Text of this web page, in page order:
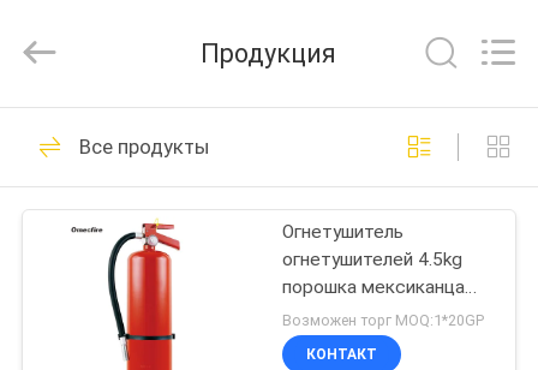
ДОМ
ПРОДУКТЫ
РОЛИКИ
Reserved.
Огнетушитель UL
15
Продукция
Все продукты
Огнетушитель
огнетушителей 4.5kg
порошка мексиканца
10LB сухой мини
Возможен торг MOQ:1*20GP
КОНТАКТ